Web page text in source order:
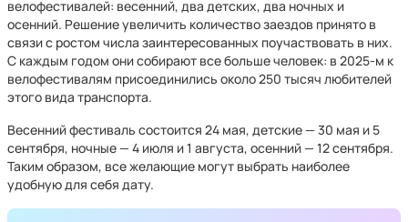
велофестивалей: весенний, два детских, два ночных и
осенний. Решение увеличить количество заездов принято в
связи с ростом числа заинтересованных поучаствовать в них.
С каждым годом они собирают все больше человек: в 2025-м к
велофестивалям присоединились около 250 тысяч любителей
этого вида транспорта.
Весенний фестиваль состоится 24 мая, детские — 30 мая и 5
сентября, ночные — 4 июля и 1 августа, осенний — 12 сентября.
Таким образом, все желающие могут выбрать наиболее
удобную для себя дату.